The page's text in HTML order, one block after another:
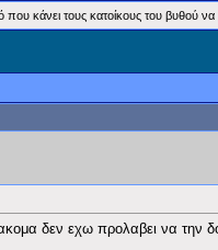
κάνει τους κατοίκους του βυθού να
δεν εχω προλαβει να